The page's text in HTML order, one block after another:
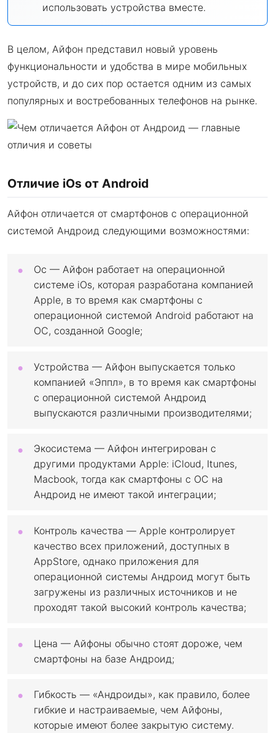
использовать устройства вместе.
В целом, Айфон представил новый уровень
функциональности и удобства в мире мобильных
устройств, и до сих пор остается одним из самых
популярных и востребованных телефонов на рынке.
Отличие iOs от Android
Айфон отличается от смартфонов с операционной
системой Андроид следующими возможностями:
Ос — Айфон работает на операционной
системе iOs, которая разработана компанией
Apple, в то время как смартфоны с
операционной системой Android работают на
ОС, созданной Google;
Устройства — Айфон выпускается только
компанией «Эппл», в то время как смартфоны
с операционной системой Андроид
выпускаются различными производителями;
Экосистема — Айфон интегрирован с
другими продуктами Apple: iCloud, Itunes,
Macbook, тогда как смартфоны с ОС на
Андроид не имеют такой интеграции;
Контроль качества — Apple контролирует
качество всех приложений, доступных в
AppStore, однако приложения для
операционной системы Андроид могут быть
загружены из различных источников и не
проходят такой высокий контроль качества;
Цена — Айфоны обычно стоят дороже, чем
смартфоны на базе Андроид;
Гибкость — «Андроиды», как правило, более
гибкие и настраиваемые, чем Айфоны,
которые имеют более закрытую систему.